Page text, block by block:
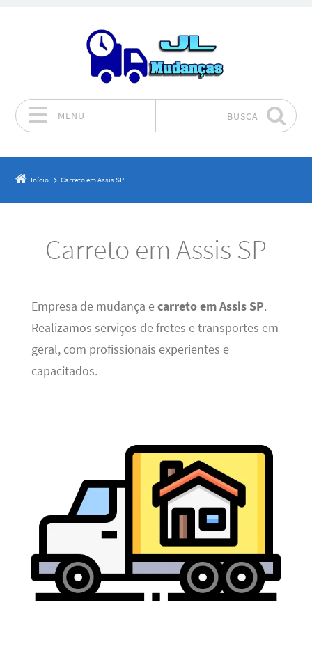
MENU BUSCA
Início Carreto em Assis SP
Carreto em Assis SP
Empresa de mudança ecarreto em Assis SP.
Realizamos serviços de fretes e transportes em
geral, com profissionais experientes e
capacitados.